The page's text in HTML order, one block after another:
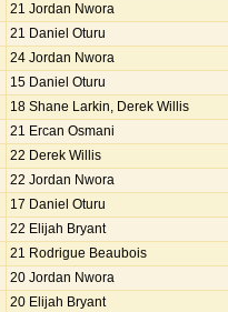
21 Jordan Nwora
21 Daniel Oturu
24 Jordan Nwora
15 Daniel Oturu
18 Shane Larkin, Derek Willis
21 Ercan Osmani
22 Derek Willis
22 Jordan Nwora
17 Daniel Oturu
22 Elijah Bryant
21 Rodrigue Beaubois
20 Jordan Nwora
20 Elijah Bryant